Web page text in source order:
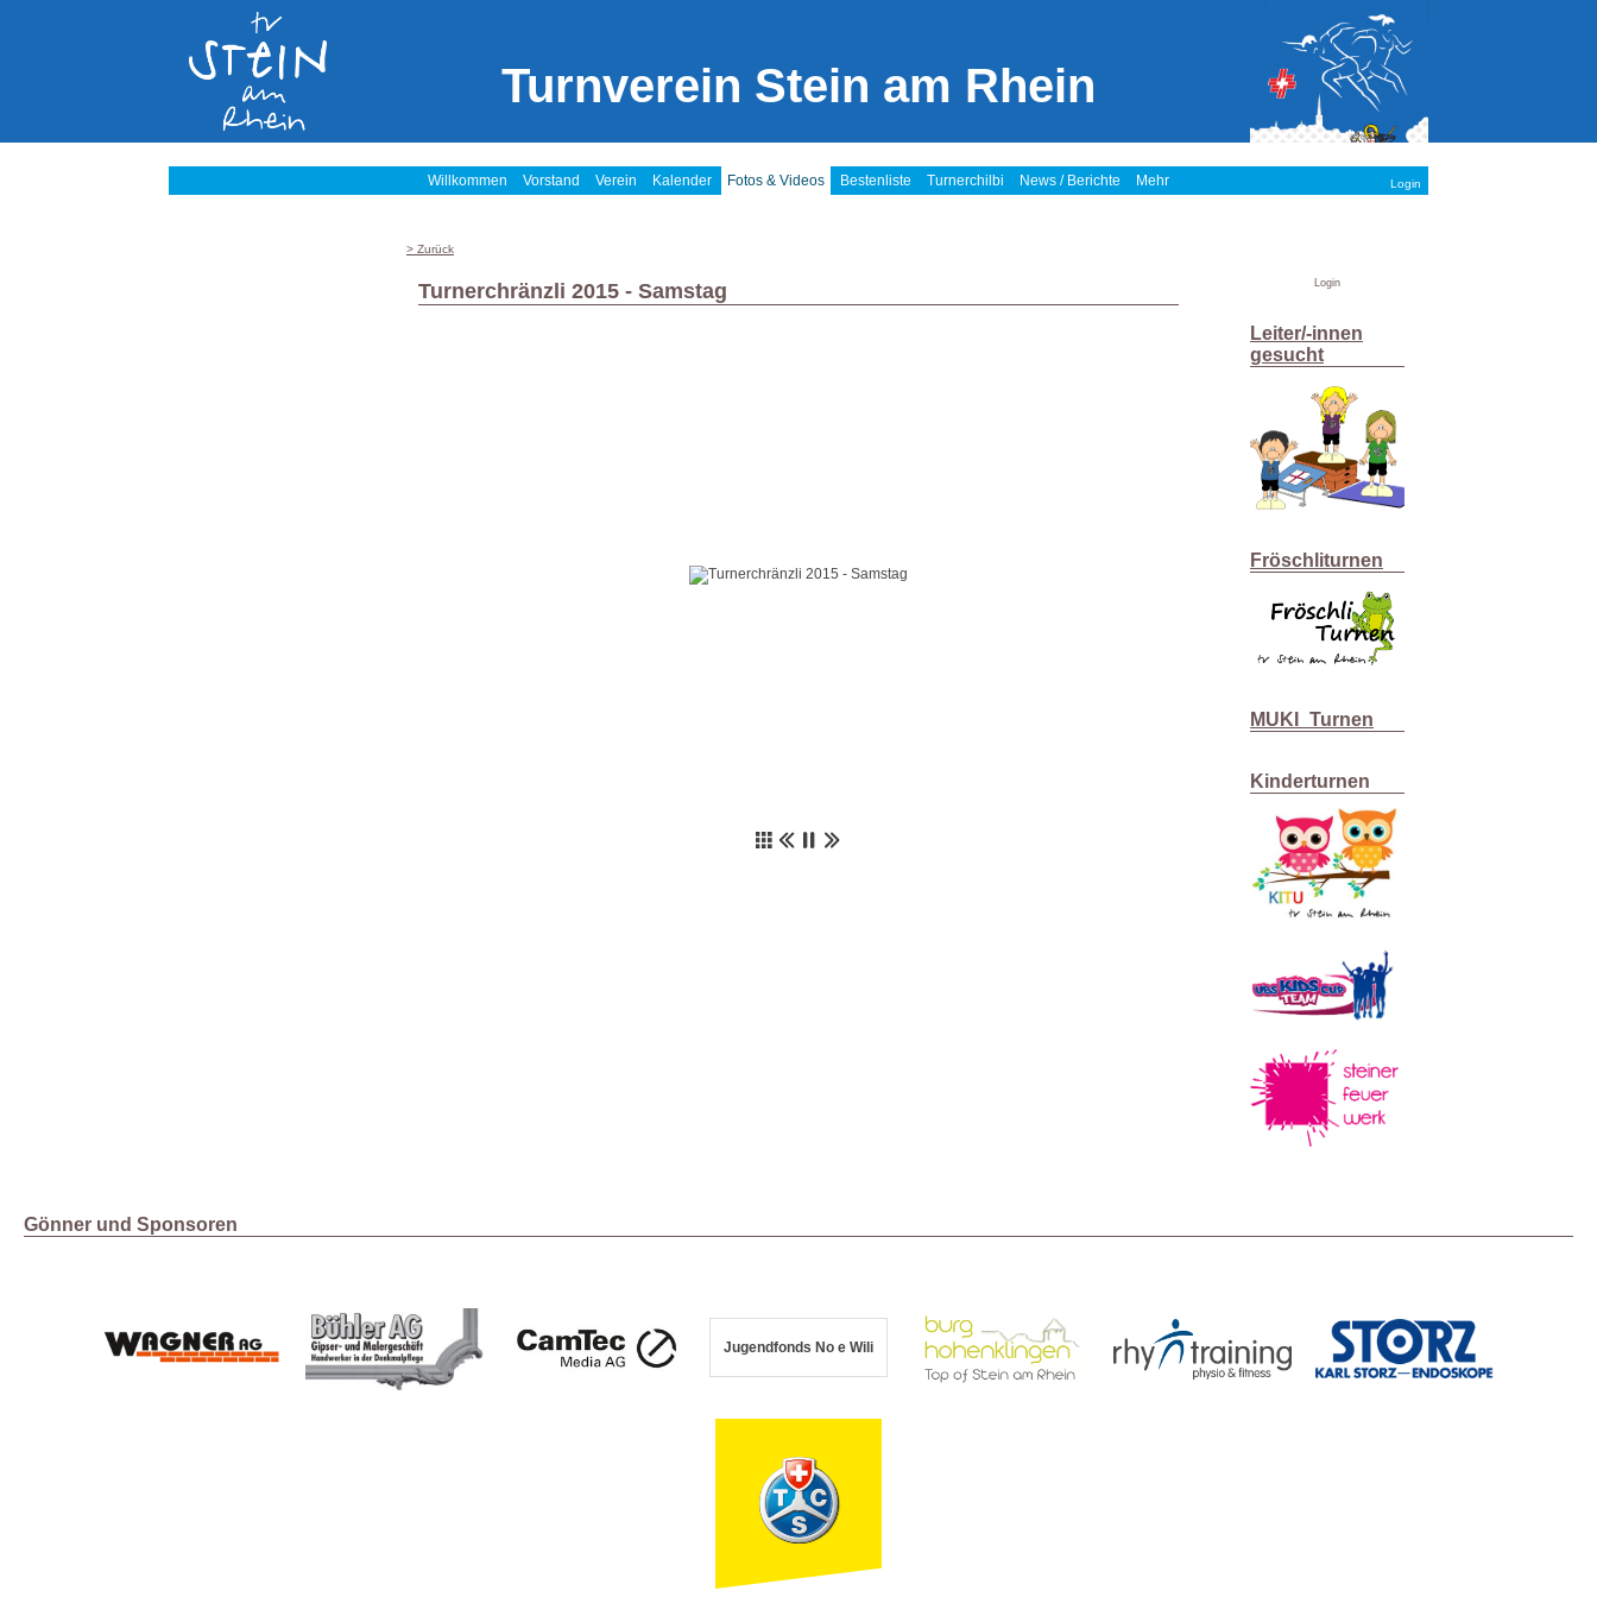
Turnverein Stein am Rhein
Willkommen Vorstand Verein Kalender Fotos & Videos Bestenliste Turnerchilbi News / Berichte Mehr Login
> Zurück
Turnerchränzli 2015 - Samstag Login
Leiter/-innen
gesucht
Fröschliturnen
MUKI_Turnen
Kinderturnen
Gönner und Sponsoren
Jugendfonds No e Wili